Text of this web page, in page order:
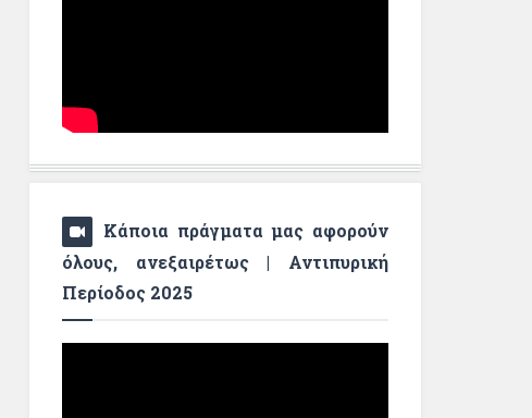
Κάποια πράγματα μας αφορούν
όλους, ανεξαιρέτως | Αντιπυρική
Περίοδος 2025